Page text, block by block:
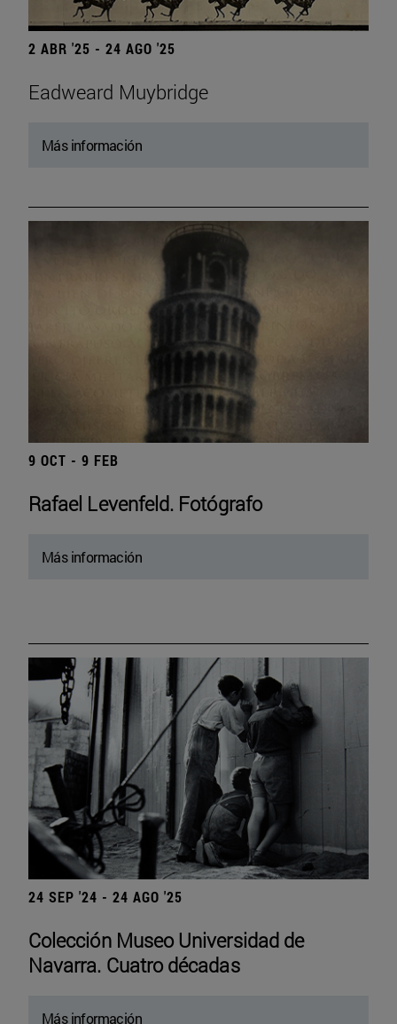
2 ABR '25 - 24 AGO '25
Eadweard Muybridge
Más información
9 OCT - 9 FEB
Rafael Levenfeld. Fotógrafo
Más información
24 SEP '24 - 24 AGO '25
Colección Museo Universidad de
Navarra. Cuatro décadas
Más información